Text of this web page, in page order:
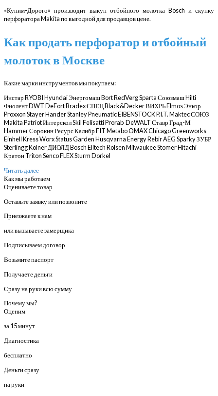
«Купим-Дорого» производит выкуп отбойного молотка Bosch и скупку
перфоратора Makita по выгодной для продавцов цене.
Как продать перфоратор и отбойный
молоток в Москве
Какие марки инструментов мы покупаем:
Инстар RYOBI Hyundai Энергомаш Bort RedVerg Sparta Союзмаш Hilti
Фиолент DWT DeFort Bradex СПЕЦ Black&Decker ВИХРЬ Elmos Энкор
Proxxon Stayer Hander Stanley Pneumatic EIBENSTOCK P.I.T. Maktec СОЮЗ
Makita Patriot Интерскол Skil Felisatti Prorab DeWALT Ставр Град-М
Hammer Сорокин Ресурс Калибр FIT Metabo OMAX Chicago Greenworks
Einhell Kress Worx Status Garden Husqvarna Energy Rebir AEG Sparky ЗУБР
Sterlingg Kolner ДИОЛД Bosch Elitech Rolsen Milwaukee Stomer Hitachi
Кратон Triton Senco FLEX Sturm Dorkel
Читать далее
Как мы работаем
Оцениваете товар
Оставьте заявку или позвоните
Приезжаете к нам
или вызываете замерщика
Подписываем договор
Возьмите паспорт
Получаете деньги
Сразу на руки всю сумму
Почему мы?
Оценим
за 15 минут
Диагностика
бесплатно
Деньги сразу
на руки